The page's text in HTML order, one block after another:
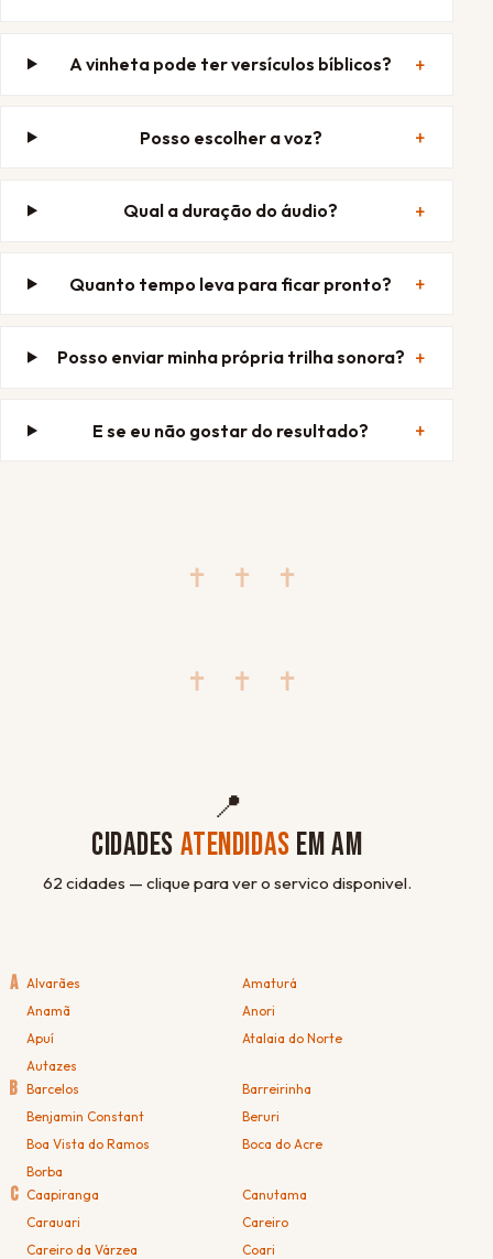
A vinheta pode ter versículos bíblicos?
Posso escolher a voz?
Qual a duração do áudio?
Quanto tempo leva para ficar pronto?
Posso enviar minha própria trilha sonora?
E se eu não gostar do resultado?
✝ ✝ ✝
✝ ✝ ✝
📍
CIDADES ATENDIDAS EM AM
62 cidades — clique para ver o servico disponivel.
A Alvarães
Amaturá
Anamã
Anori
Apuí
Atalaia do Norte
Autazes
B Barcelos
Barreirinha
Benjamin Constant
Beruri
Boa Vista do Ramos
Boca do Acre
Borba
C Caapiranga
Canutama
Carauari
Careiro
Careiro da Várzea
Coari